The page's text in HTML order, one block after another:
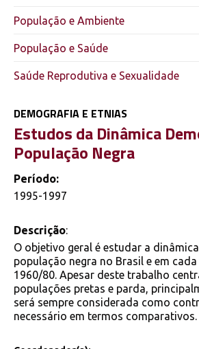
População e Ambiente
População e Saúde
Saúde Reprodutiva e Sexualidade
DEMOGRAFIA E ETNIAS
Estudos da Dinâmica
População Negra
Período:
1995-1997
Descrição:
O objetivo geral é estudar a
população negra no Brasil e em
1960/80. Apesar deste trabalho
populações pretas e parda,
será sempre considerada como
necessário em termos comparativos.